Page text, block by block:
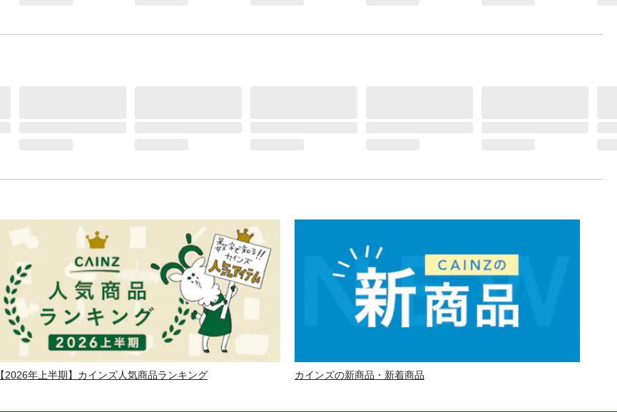
【2026年上半期】カインズ人気商品ランキング カインズの新商品・新着商品